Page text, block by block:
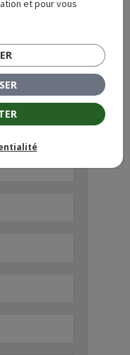
pour que
avec vous.
et pour vous